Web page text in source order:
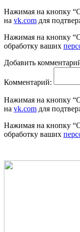
Нажимая на кнопку
на vk.com для
Нажимая на кнопку
обработку ваших
Добавить
Комментарий:
Нажимая на кнопку
на vk.com для
Нажимая на кнопку
обработку ваших